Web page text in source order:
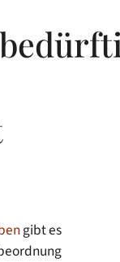
gibt es